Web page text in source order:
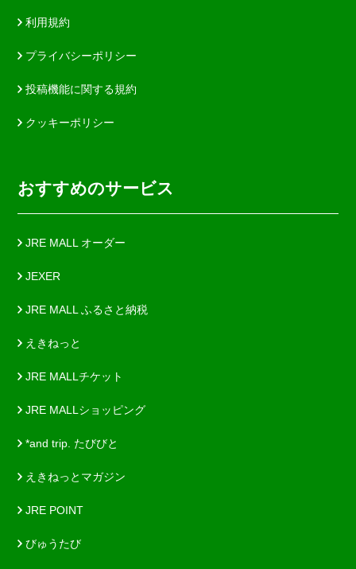
利用規約
プライバシーポリシー
投稿機能に関する規約
クッキーポリシー
おすすめのサービス
JRE MALL オーダー
JEXER
JRE MALL ふるさと納税
えきねっと
JRE MALLチケット
JRE MALLショッピング
*and trip. たびびと
えきねっとマガジン
JRE POINT
びゅうたび